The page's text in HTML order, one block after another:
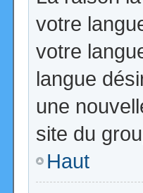
votre
votre
langue
une
site du
Haut